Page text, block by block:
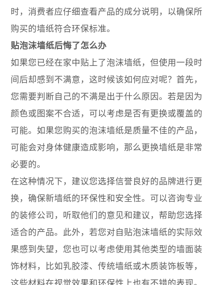
时，消费者应仔细查看产品的成分说明，以确保所
购买的墙纸符合环保标准。
贴泡沫墙纸后悔了怎么办
如果您已经在家中贴上了泡沫墙纸，但使用一段时
间后却感到不满意，这时候该如何应对呢？首先，
您需要判断自己的不满是出于什么原因。若是因为
颜色或图案不合适，可以考虑是否有更换或覆盖的
可能。如果您购买的泡沫墙纸是质量不佳的产品，
可能会对身体健康造成影响，那么更换墙纸是非常
必要的。
在这种情况下，建议您选择信誉良好的品牌进行更
换，确保新墙纸的环保性和安全性。可以咨询专业
的装修公司，听取他们的意见和建议，帮助您选择
适合的产品。此外，若您对自贴泡沫墙纸的实际效
果感到失望，您也可以考虑使用其他类型的墙面装
饰材料，比如乳胶漆、传统墙纸或木质装饰板等，
这些材料在视觉效果和环保性上也有不错的表现。